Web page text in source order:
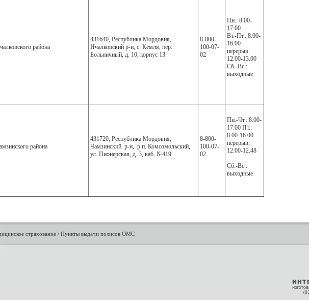
района
431640, Республика Мордовия,
Ичалковский р-н, с. Кемля, пер.
Больничный, д. 10, корпус 13
8-800-
100-07-
02
Пн.: 8.00-
17.00
Вт.-Пт.: 8.00-
16.00
перерыв:
12.00-13.00
Сб.-Вс.:
выходные
района
431720, Республика Мордовия,
Чамзинский р-н, р.п. Комсомольский,
ул. Пионерская, д. 3, каб. №419
8-800-
100-07-
02
Пн.-Чт.: 8.00-
17.00 Пт.:
8.00-16.00
перерыв:
12.00-12.48
Сб.-Вс.:
выходные
страхование / Пункты выдачи полисов ОМС